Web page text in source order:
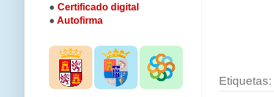
Etiquetas:
● Certificado digital
● Autofirma